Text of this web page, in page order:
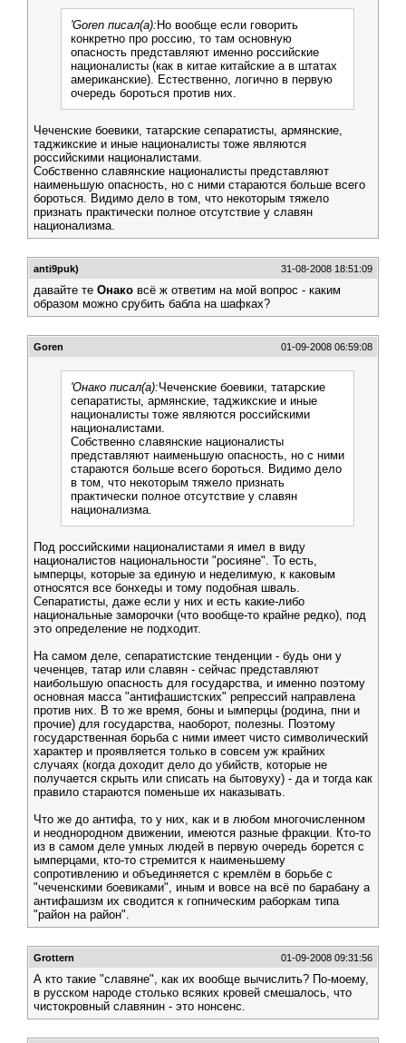
'Goren писал(а): Но вообще если говорить
конкретно про россию, то там основную
опасность представляют именно российские
националисты (как в китае китайские а в штатах
американские). Естественно, логично в первую
очередь бороться против них.
Чеченские боевики, татарские сепаратисты, армянские,
таджикские и иные националисты тоже являются
российскими националистами.
Собственно славянские националисты представляют
наименьшую опасность, но с ними стараются больше всего
бороться. Видимо дело в том, что некоторым тяжело
признать практически полное отсутствие у славян
национализма.
anti9puk) 31-08-2008 18:51:09
давайте те Онако всё ж ответим на мой вопрос - каким
образом можно срубить бабла на шафках?
Goren 01-09-2008 06:59:08
'Онако писал(а):Чеченские боевики, татарские
сепаратисты, армянские, таджикские и иные
националисты тоже являются российскими
националистами.
Собственно славянские националисты
представляют наименьшую опасность, но с ними
стараются больше всего бороться. Видимо дело
в том, что некоторым тяжело признать
практически полное отсутствие у славян
национализма.
Под российскими националистами я имел в виду
националистов национальности "росияне". То есть,
ымперцы, которые за единую и неделимую, к каковым
относятся все бонхеды и тому подобная шваль.
Сепаратисты, даже если у них и есть какие-либо
национальные заморочки (что вообще-то крайне редко), под
это определение не подходит.
На самом деле, сепаратистские тенденции - будь они у
чеченцев, татар или славян - сейчас представляют
наибольшую опасность для государства, и именно поэтому
основная масса "антифашистских" репрессий направлена
против них. В то же время, боны и ымперцы (родина, пни и
прочие) для государства, наоборот, полезны. Поэтому
государственная борьба с ними имеет чисто символический
характер и проявляется только в совсем уж крайних
случаях (когда доходит дело до убийств, которые не
получается скрыть или списать на бытовуху) - да и тогда как
правило стараются поменьше их наказывать.
Что же до антифа, то у них, как и в любом многочисленном
и неоднородном движении, имеются разные фракции. Кто-то
из в самом деле умных людей в первую очередь борется с
ымперцами, кто-то стремится к наименьшему
сопротивлению и объединяется с кремлём в борьбе с
"чеченскими боевиками", иным и вовсе на всё по барабану а
антифашизм их сводится к гопническим раборкам типа
"район на район".
Grottern 01-09-2008 09:31:56
А кто такие "славяне", как их вообще вычислить? По-моему,
в русском народе столько всяких кровей смешалось, что
чистокровный славянин - это нонсенс.